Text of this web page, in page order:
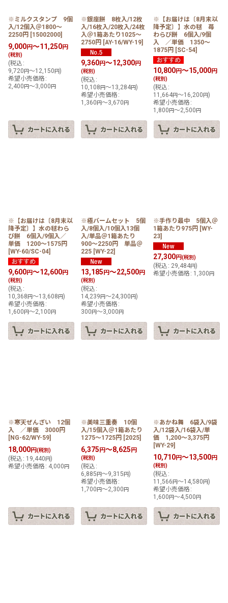
※ミルクスタンプ 9個
入/12個入＠1800〜
2250円 [15002000]
9,000円～11,250円
(税別)
(税込 :
9,720 円～12,150 円)
希望小売価格 :
2,400 円～3,000 円
※銀座餅 8枚入/12枚
入/16枚入/20枚入/24枚
入＠1箱あたり1025〜
2750円 [AY-16/WY-19]
9,360円～12,300円
(税別)
(税込 :
10,108 円～13,284円)
希望小売価格 :
1,360 円～3,670 円
※【お届けは〔8月末以
降予定〕】水の毬 苺
わらび餅 6個入/9個
入 ／単価 1350〜
1875円 [SC-54]
10,800円～15,000円
(税別)
(税込 :
11,664円～16,200円)
希望小売価格 :
1,800円～2,500円
※【お届けは〔8月末以
降予定〕】水の毬わら
び餅 6個入/9個入／
単価 1200〜1575円
[WY-60/SC-04]
9,600円～12,600円
(税別)
(税込 :
10,368 円～13,608 円)
希望小売価格 :
1,600 円～2,100 円
※極バームセット 5個
入/8個入/10個入13個
入/単品＠1箱あたり
900〜2250円 単品＠
225 [WY-22]
13,185円～22,500円
(税別)
(税込 :
14,239 円～24,300 円)
希望小売価格 :
300 円～3,000 円
※手作り最中 5個入＠
1箱あたり975円 [WY-
23]
27,300円(税別)
(税込 : 29,484円)
希望小売価格 : 1,300円
※寒天ぜんざい 12個
入 ／単価 3000円
[NG-62/WY-59]
18,000円(税別)
(税込 : 19,440 円)
希望小売価格 : 4,000 円
※美味三重奏 10個
入/15個入＠1箱あたり
1275〜1725円 [2025]
6,375円～8,625円
(税別)
(税込 :
6,885 円～9,315 円)
希望小売価格 :
1,700 円～2,300 円
※あかね舞 6袋入/9袋
入/12袋入/16袋入/単
価 1,200〜3,375円
[WY-29]
10,710円～13,500円
(税別)
(税込 :
11,566円～14,580円)
希望小売価格 :
1,600円～4,500円